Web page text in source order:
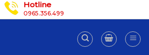
Hotline
0965.356.499